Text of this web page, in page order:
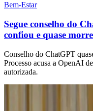
Bem-Estar
Segue conselho do
confiou e quase
Conselho do ChatGPT
Processo acusa a OpenAI
autorizada.